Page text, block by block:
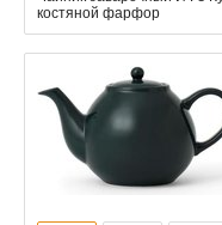
костяной фарфор